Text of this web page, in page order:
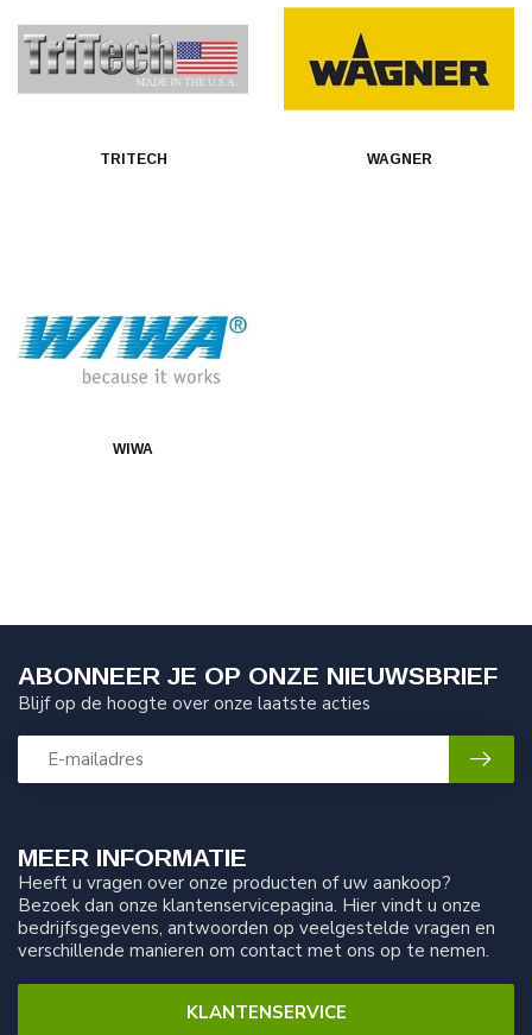
TRITECH WAGNER
WIWA
MEER INFORMATIE
Heeft u vragen over onze producten of uw aankoop?
Bezoek dan onze klantenservicepagina. Hier vindt u onze
bedrijfsgegevens, antwoorden op veelgestelde vragen en
verschillende manieren om contact met ons op te nemen.
KLANTENSERVICE
ABONNEER JE OP ONZE NIEUWSBRIEF
Blijf op de hoogte over onze laatste acties